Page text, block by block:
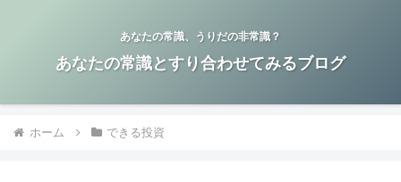
あなたの常識、うりだの非常識？
あなたの常識とすり合わせてみるブログ
ホーム できる投資